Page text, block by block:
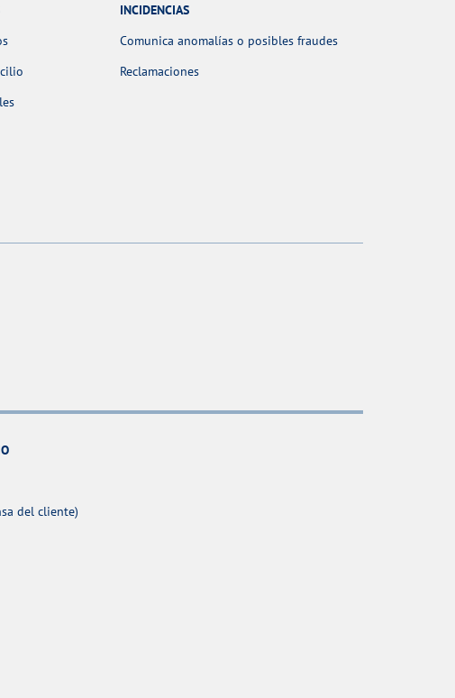
INCIDENCIAS
Comunica anomalías o posibles fraudes
Reclamaciones
del cliente)